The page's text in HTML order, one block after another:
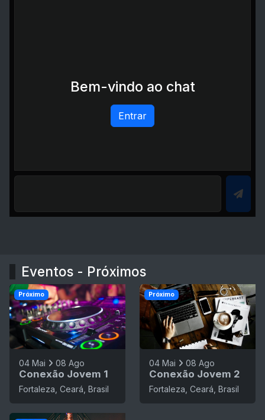
Bem-vindo ao chat
Entrar
Eventos - Próximos
04 Mai 08 Ago
Conexão Jovem 1
Fortaleza, Ceará, Brasil
Próximo
04 Mai 08 Ago
Conexão Jovem 2
Fortaleza, Ceará, Brasil
Próximo